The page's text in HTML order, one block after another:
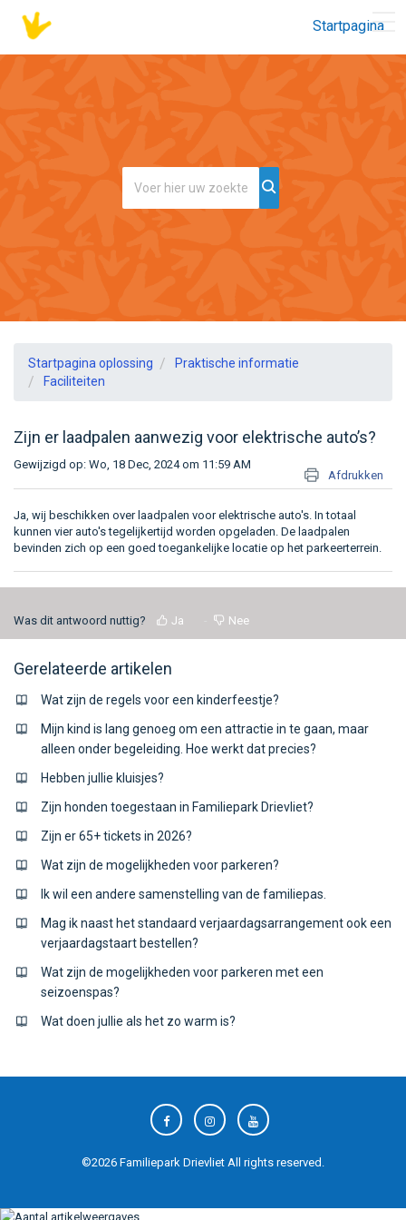
Startpagina
Startpagina oplossing
Praktische informatie
Faciliteiten
Zijn er laadpalen aanwezig voor elektrische auto’s?
Afdrukken
Gewijzigd op: Wo, 18 Dec, 2024 om 11:59 AM
Ja, wij beschikken over laadpalen voor elektrische auto's. In totaal
kunnen vier auto's tegelijkertijd worden opgeladen. De laadpalen
bevinden zich op een goed toegankelijke locatie op het parkeerterrein.
Was dit antwoord nuttig? Ja Nee
Gerelateerde artikelen
Wat zijn de regels voor een kinderfeestje?
Mijn kind is lang genoeg om een attractie in te gaan, maar
alleen onder begeleiding. Hoe werkt dat precies?
Hebben jullie kluisjes?
Zijn honden toegestaan in Familiepark Drievliet?
Zijn er 65+ tickets in 2026?
Wat zijn de mogelijkheden voor parkeren?
Ik wil een andere samenstelling van de familiepas.
Mag ik naast het standaard verjaardagsarrangement ook een
verjaardagstaart bestellen?
Wat zijn de mogelijkheden voor parkeren met een
seizoenspas?
Wat doen jullie als het zo warm is?
©2026 Familiepark Drievliet All rights reserved.